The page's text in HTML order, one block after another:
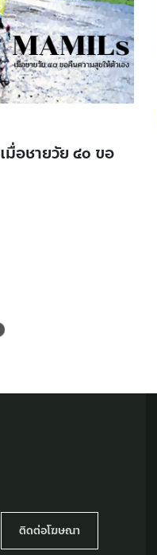
อชายวัย ๔๐ ขอ
ติดต่อโฆษณา